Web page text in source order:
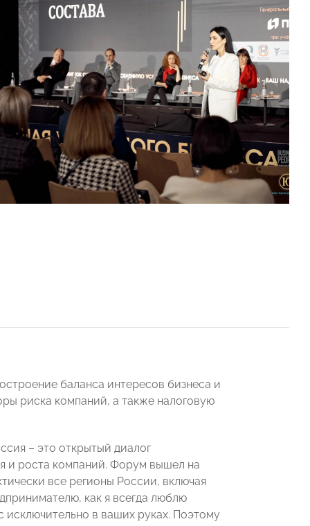
баланса интересов бизнеса и
риска компаний, а также налоговую
– это открытый диалог
и роста компаний. Форум вышел на
все регионы России, включая
как я всегда люблю
исключительно в ваших руках. Поэтому